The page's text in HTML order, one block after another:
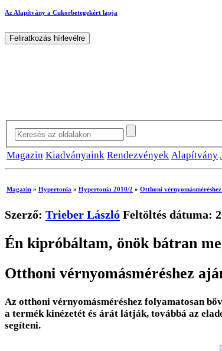
Az Alapítvány a Cukorbetegekért lapja
Magazin Kiadványaink Rendezvények Alapítvány
Magazin » Hypertonia » Hypertonia 2010/2 » Otthoni
Szerző: Trieber László Feltöltés dátuma:
Én kipróbáltam, önök bátran
Otthoni vérnyomásméréshez
Az otthoni vérnyomásméréshez folyamatosan
a termék kinézetét és árát látják, továbbá az
segíteni.